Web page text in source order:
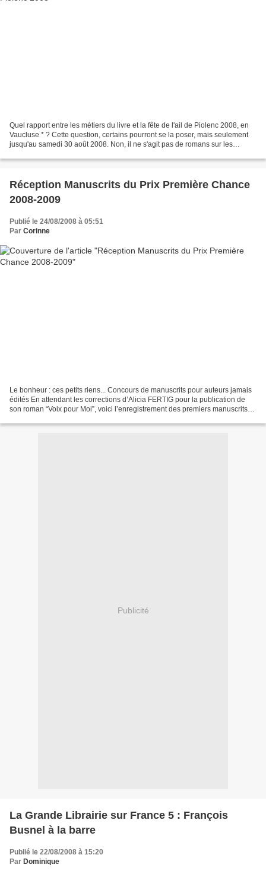
Quel rapport entre les métiers du livre et la fête de l'ail de Piolenc 2008, en
Vaucluse * ? Cette question, certains pourront se la poser, mais seulement
jusqu'au samedi 30 août 2008. Non, il ne s'agit pas de romans sur les
Réception Manuscrits du Prix Première Chance
2008-2009
Publié le 24/08/2008 à 05:51
Par Corinne
Le bonheur : ces petits riens... Concours de manuscrits pour auteurs jamais
édités En attendant les corrections d’Alicia FERTIG pour la publication de
son roman “Voix pour Moi”, voici l’enregistrement des premiers manuscrits
Publicité
La Grande Librairie sur France 5 : François
Busnel à la barre
Publié le 22/08/2008 à 15:20
Par Dominique